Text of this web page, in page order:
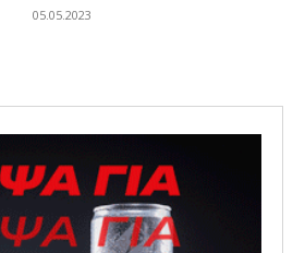
05.05.2023